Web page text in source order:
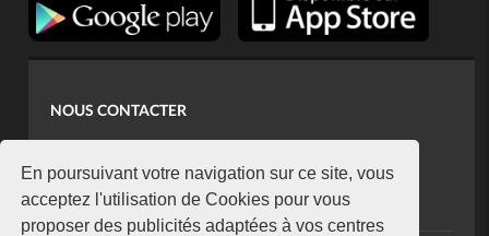
En poursuivant votre navigation sur ce site, vous
acceptez l'utilisation de Cookies pour vous
proposer des publicités adaptées à vos centres
NOUS CONTACTER
koaci@yahoo.fr
+225 07 08 85 52 93